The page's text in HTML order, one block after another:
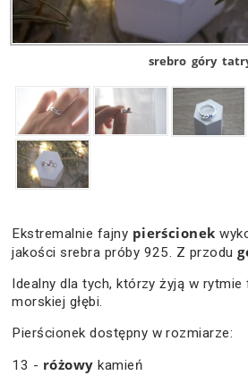
srebro góry
Ekstremalnie fajny pierścionek
jakości srebra próby 925. Z przodu
Idealny dla tych, którzy żyją w
morskiej głębi.
Pierścionek dostępny w rozmiarze:
13 - różowykamień